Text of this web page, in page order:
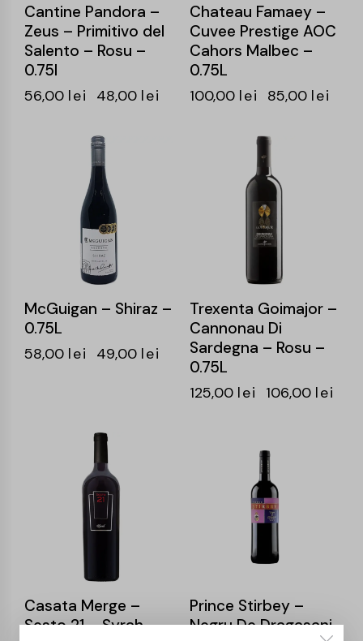
Cantine Pandora –
Zeus – Primitivo del
Salento – Rosu –
0.75l
56,00 lei 48,00 lei
Chateau Famaey –
Cuvee Prestige AOC
Cahors Malbec –
0.75L
100,00 lei 85,00 lei
McGuigan – Shiraz –
0.75L
58,00 lei 49,00 lei
Trexenta Goimajor –
Cannonau Di
Sardegna – Rosu –
0.75L
125,00 lei 106,00 lei
Casata Merge –
Sesto 21 – Syrah –
Prince Stirbey –
Negru De Dragasani